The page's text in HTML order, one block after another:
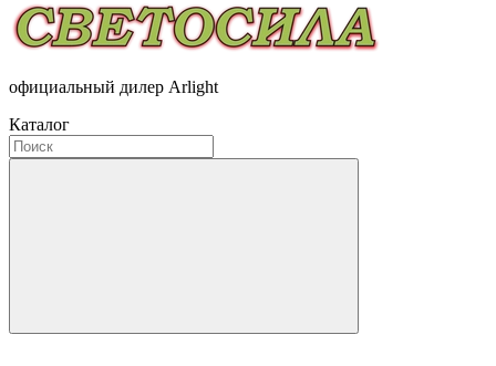
официальный дилер Arlight
Каталог